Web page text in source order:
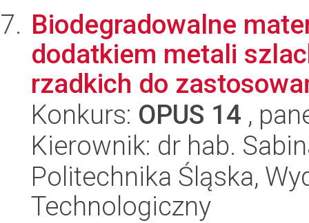
Biodegradowalne
dodatkiem metali
rzadkich do
Konkurs: OPUS 14 ,
Kierownik: dr hab.
Politechnika Śląska,
Technologiczny